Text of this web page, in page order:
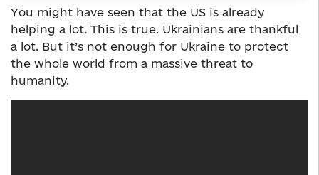
You might have seen that the US is already
helping a lot. This is true. Ukrainians are thankful
a lot. But it’s not enough for Ukraine to protect
the whole world from a massive threat to
humanity.